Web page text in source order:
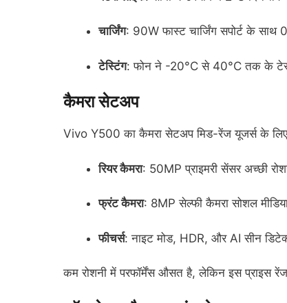
चार्जिंग: 90W फास्ट चार्जिंग सपोर्ट के साथ
टेस्टिंग: फोन ने -20°C से 40°C तक के
कैमरा सेटअप
Vivo Y500 का कैमरा सेटअप मिड-रेंज यूजर्स के लिए
रियर कैमरा: 50MP प्राइमरी सेंसर अच्छी
फ्रंट कैमरा: 8MP सेल्फी कैमरा सोशल
फीचर्स: नाइट मोड, HDR, और AI सीन
कम रोशनी में परफॉर्मेंस औसत है, लेकिन इस प्राइस रेंज